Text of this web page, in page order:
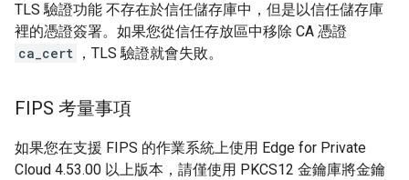
TLS 驗證功能 不存在於信任儲存庫中，但是以信任儲存庫
裡的憑證簽署。如果您從信任存放區中移除 CA 憑證
ca_cert ，TLS 驗證就會失敗。
FIPS 考量事項
如果您在支援 FIPS 的作業系統上使用 Edge for Private
Cloud 4.53.00 以上版本，請僅使用 PKCS12 金鑰庫將金鑰